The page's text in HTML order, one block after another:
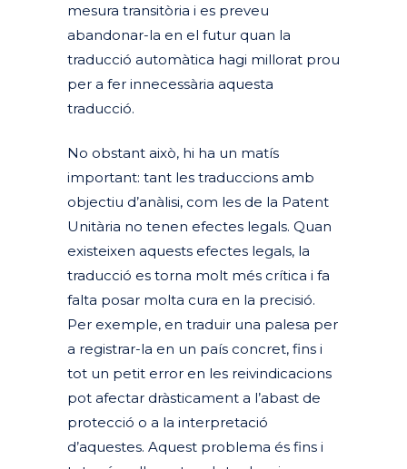
mesura transitòria i es preveu
abandonar-la en el futur quan la
traducció automàtica hagi millorat prou
per a fer innecessària aquesta
traducció.
No obstant això, hi ha un matís
important: tant les traduccions amb
objectiu d’anàlisi, com les de la Patent
Unitària no tenen efectes legals. Quan
existeixen aquests efectes legals, la
traducció es torna molt més crítica i fa
falta posar molta cura en la precisió.
Per exemple, en traduir una palesa per
a registrar-la en un país concret, fins i
tot un petit error en les reivindicacions
pot afectar dràsticament a l’abast de
protecció o a la interpretació
d’aquestes. Aquest problema és fins i